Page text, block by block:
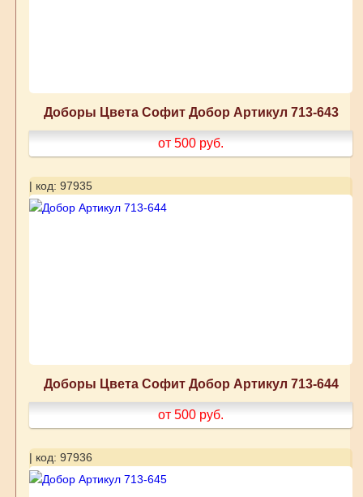
Доборы Цвета Софит Добор Артикул 713-643
от 500 руб.
| код: 97935
Доборы Цвета Софит Добор Артикул 713-644
от 500 руб.
| код: 97936